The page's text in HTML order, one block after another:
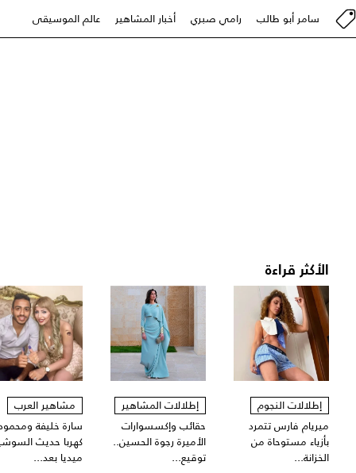
سامر أبو طالب رامي صبري أخبار المشاهير عالم الموسيقى
الأكثر قراءة
إطلالات النجوم
ميريام فارس تتمرد
بأزياء مستوحاة من
الخزانة...
إطلالات المشاهير
حقائب وإكسسوارات
الأميرة رجوة الحسين..
توقيع...
مشاهير العرب
سارة خليفة
كهربا حديث
ميديا بعد...